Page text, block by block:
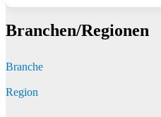
Branchen/Regionen
Branche
Region